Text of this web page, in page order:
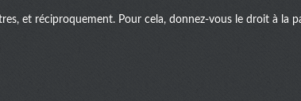
et réciproquement. Pour cela, donnez-vous le droit à la